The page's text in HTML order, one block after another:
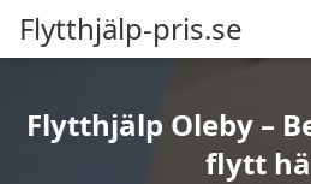
Flytthjälp-pris.se
Flytthjälp Oleby –
flytt